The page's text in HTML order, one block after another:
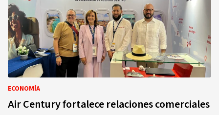
ECONOMÍA
Air Century fortalece relaciones comerciales